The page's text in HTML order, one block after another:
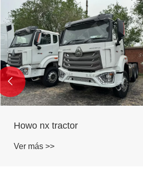
Tractor Howo
Ver más >>
